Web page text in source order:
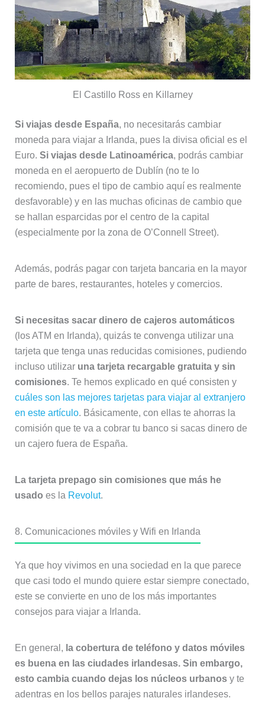
El Castillo Ross en Killarney
Si viajas desde España, no necesitarás cambiar
moneda para viajar a Irlanda, pues la divisa oficial es el
Euro. Si viajas desde Latinoamérica, podrás cambiar
moneda en el aeropuerto de Dublín (no te lo
recomiendo, pues el tipo de cambio aquí es realmente
desfavorable) y en las muchas oficinas de cambio que
se hallan esparcidas por el centro de la capital
(especialmente por la zona de O’Connell Street).
Además, podrás pagar con tarjeta bancaria en la mayor
parte de bares, restaurantes, hoteles y comercios.
Si necesitas sacar dinero de cajeros automáticos
(los ATM en Irlanda), quizás te convenga utilizar una
tarjeta que tenga unas reducidas comisiones, pudiendo
incluso utilizar una tarjeta recargable gratuita y sin
comisiones. Te hemos explicado en qué consisten y
cuáles son las mejores tarjetas para viajar al extranjero
en este artículo. Básicamente, con ellas te ahorras la
comisión que te va a cobrar tu banco si sacas dinero de
un cajero fuera de España.
La tarjeta prepago sin comisiones que más he
usado es la Revolut.
8. Comunicaciones móviles y Wifi en Irlanda
Ya que hoy vivimos en una sociedad en la que parece
que casi todo el mundo quiere estar siempre conectado,
este se convierte en uno de los más importantes
consejos para viajar a Irlanda.
En general, la cobertura de teléfono y datos móviles
es buena en las ciudades irlandesas. Sin embargo,
esto cambia cuando dejas los núcleos urbanosy te
adentras en los bellos parajes naturales irlandeses.